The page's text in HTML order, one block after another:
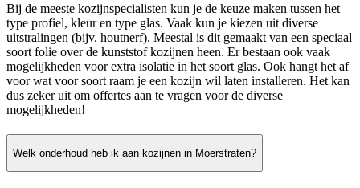
Bij de meeste kozijnspecialisten kun je de keuze maken tussen het
type profiel, kleur en type glas. Vaak kun je kiezen uit diverse
uitstralingen (bijv. houtnerf). Meestal is dit gemaakt van een speciaal
soort folie over de kunststof kozijnen heen. Er bestaan ook vaak
mogelijkheden voor extra isolatie in het soort glas. Ook hangt het af
voor wat voor soort raam je een kozijn wil laten installeren. Het kan
dus zeker uit om offertes aan te vragen voor de diverse
mogelijkheden!
Welk onderhoud heb ik aan kozijnen in Moerstraten?